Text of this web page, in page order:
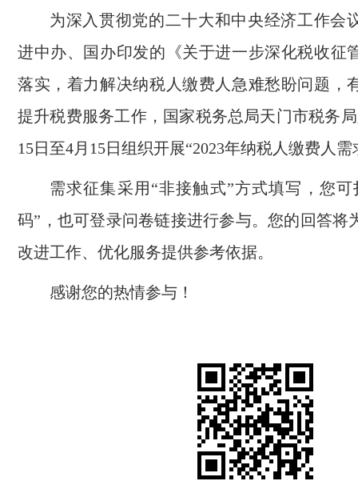
为深入贯彻党的二十大和中央经济工作会
进中办、国办印发的《关于进一步深化税收征
落实，着力解决纳税人缴费人急难愁盼问题，
提升税费服务工作，国家税务总局天门市税务
15日至4月15日组织开展“2023年纳税人缴费人需
需求征集采用“非接触式”方式填写，您可
码”，也可登录问卷链接进行参与。您的回答将
改进工作、优化服务提供参考依据。
感谢您的热情参与！